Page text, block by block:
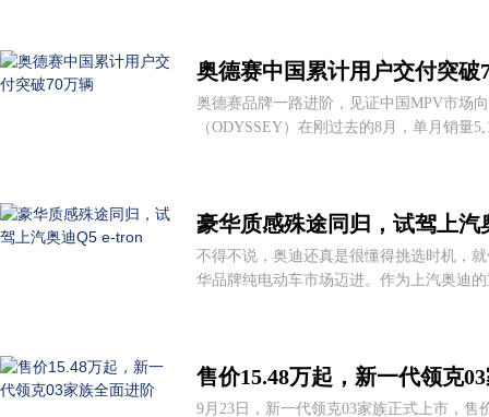
奥德赛中国累计用户交付突破
奥德赛品牌一路进阶，见证中国MPV市场
（ODYSSEY）在刚过去的8月，单月销量
豪华质感殊途同归，试驾上汽
不得不说，奥迪还真是很懂得挑选时机，
华品牌纯电动车市场迈进。作为上汽奥迪
售价15.48万起，新一代领克
9月23日，新一代领克03家族正式上市，售